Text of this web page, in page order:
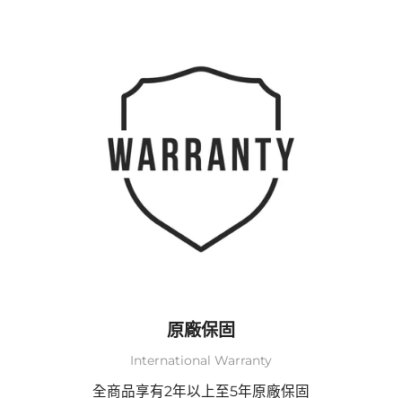
原廠保固
International Warranty
全商品享有2年以上至5年原廠保固